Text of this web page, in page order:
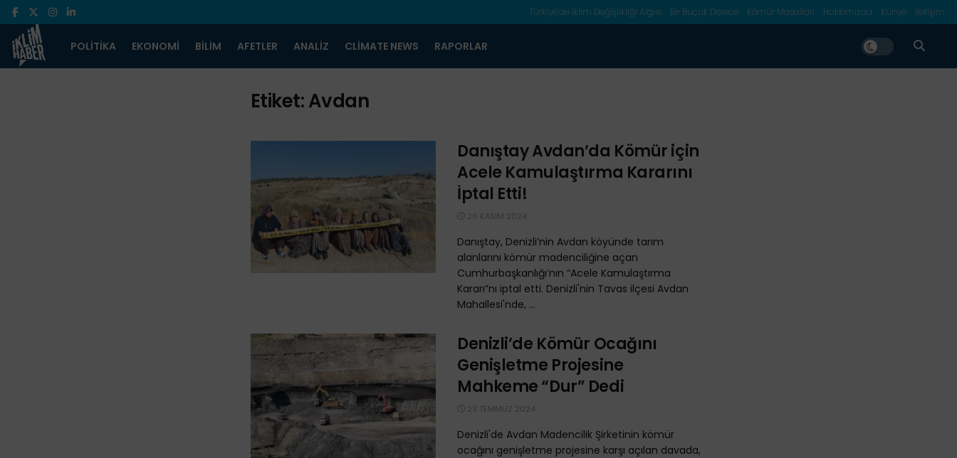
Türkiye’de İklim Değişlikliği Algısı Bir Buçuk Derece Kömür Masalları Hakkımızda Künye İletişim
POLITIKA EKONOMI BILIM AFETLER ANALIZ CLIMATE NEWS RAPORLAR
Etiket:Avdan
Danıştay Avdan’da Kömür için
Acele Kamulaştırma Kararını
İptal Etti!
26 KASIM 2024
Danıştay, Denizli’nin Avdan köyünde tarım
alanlarını kömür madenciliğine açan
Cumhurbaşkanlığı’nın “Acele Kamulaştırma
Kararı”nı iptal etti. Denizli'nin Tavas ilçesi Avdan
Mahallesi'nde, ...
Denizli’de Kömür Ocağını
Genişletme Projesine
Mahkeme “Dur” Dedi
23 TEMMUZ 2024
Denizli'de Avdan Madencilik Şirketinin kömür
ocağını genişletme projesine karşı açılan davada,